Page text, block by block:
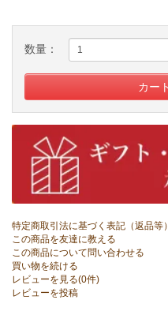
数量：
特定商取引法に基づく表記（返品等）
この商品を友達に教える
この商品について問い合わせる
買い物を続ける
レビューを見る(0件)
レビューを投稿